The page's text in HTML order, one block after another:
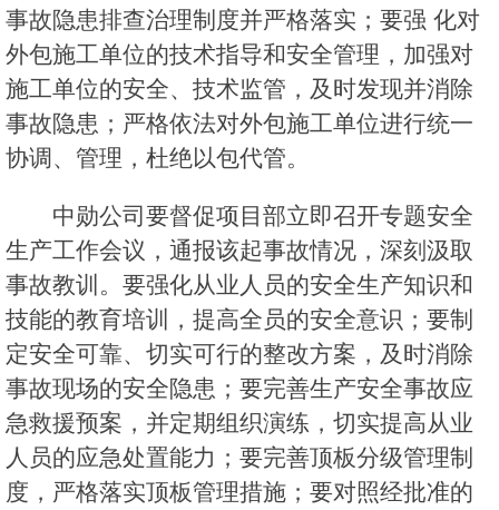
事故隐患排查治理制度并严格落实；要强 化对
外包施工单位的技术指导和安全管理，加强对
施工单位的安全、技术监管，及时发现并消除
事故隐患；严格依法对外包施工单位进行统一
协调、管理，杜绝以包代管。
中勋公司要督促项目部立即召开专题安全
生产工作会议，通报该起事故情况，深刻汲取
事故教训。要强化从业人员的安全生产知识和
技能的教育培训，提高全员的安全意识；要制
定安全可靠、切实可行的整改方案，及时消除
事故现场的安全隐患；要完善生产安全事故应
急救援预案，并定期组织演练，切实提高从业
人员的应急处置能力；要完善顶板分级管理制
度，严格落实顶板管理措施；要对照经批准的